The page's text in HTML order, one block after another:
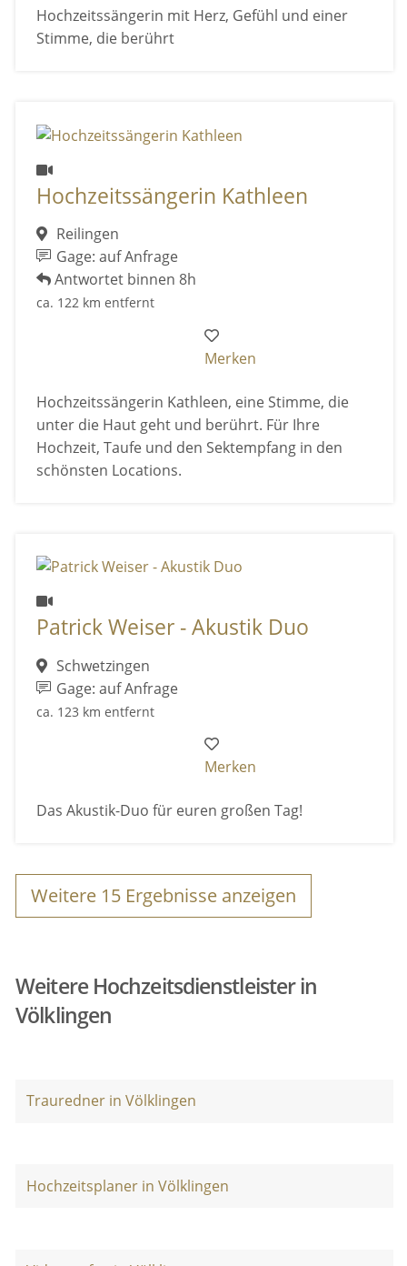
Hochzeitssängerin mit Herz, Gefühl und einer
Stimme, die berührt
Hochzeitssängerin Kathleen
Reilingen
Gage: auf Anfrage
Antwortet binnen 8h
ca. 122 km entfernt
Merken
Hochzeitssängerin Kathleen, eine Stimme, die
unter die Haut geht und berührt. Für Ihre
Hochzeit, Taufe und den Sektempfang in den
schönsten Locations.
Patrick Weiser - Akustik Duo
Schwetzingen
Gage: auf Anfrage
ca. 123 km entfernt
Merken
Das Akustik-Duo für euren großen Tag!
Weitere 15 Ergebnisse anzeigen
Weitere Hochzeitsdienstleister in
Völklingen
Trauredner in Völklingen
Hochzeitsplaner in Völklingen